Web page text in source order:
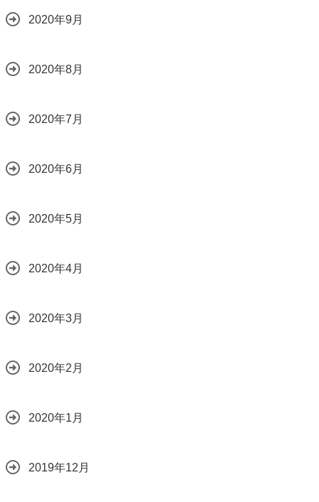
2020年9月
2020年8月
2020年7月
2020年6月
2020年5月
2020年4月
2020年3月
2020年2月
2020年1月
2019年12月